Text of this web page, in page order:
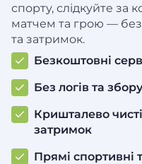
спорту, слідкуйте
матчем та грою — без
та затримок.
Безкоштовні
Без логів та
Кришталево
затримок
Прямі спортивні